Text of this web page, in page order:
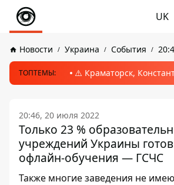
UK
Новости Украина События
ТОПТЕМЫ: ⚠️ Краматорск,
20:46, 20 июля 2022
Только 23 %
учреждений Украины
офлайн-обучения — ГСЧС
Также многие заведения не